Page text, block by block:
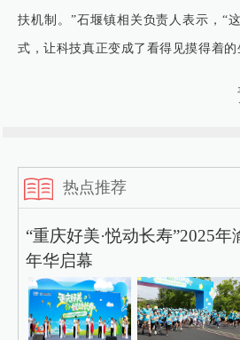
扶机制。”石堰镇相关负责人表示，“
式，让科技真正变成了看得见摸得着
热点推荐
“重庆好美·悦动长寿”2025
年华启幕